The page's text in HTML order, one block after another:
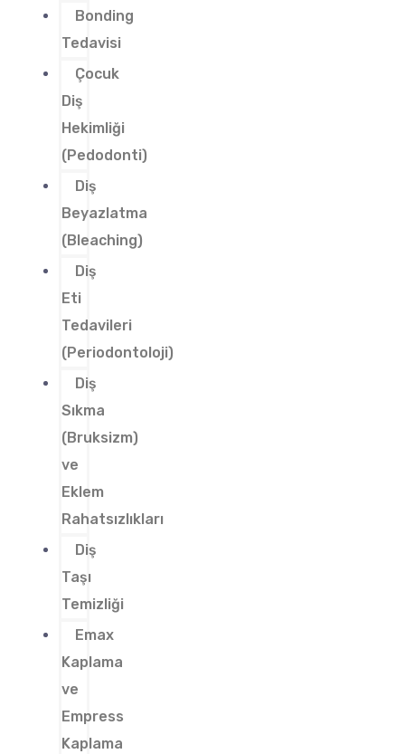
Bonding
Tedavisi
Çocuk
Diş
Hekimliği
(Pedodonti)
Diş
Beyazlatma
(Bleaching)
Diş
Eti
Tedavileri
(Periodontoloji)
Diş
Sıkma
(Bruksizm)
ve
Eklem
Rahatsızlıkları
Diş
Taşı
Temizliği
Emax
Kaplama
ve
Empress
Kaplama